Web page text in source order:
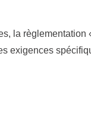
la
exigences